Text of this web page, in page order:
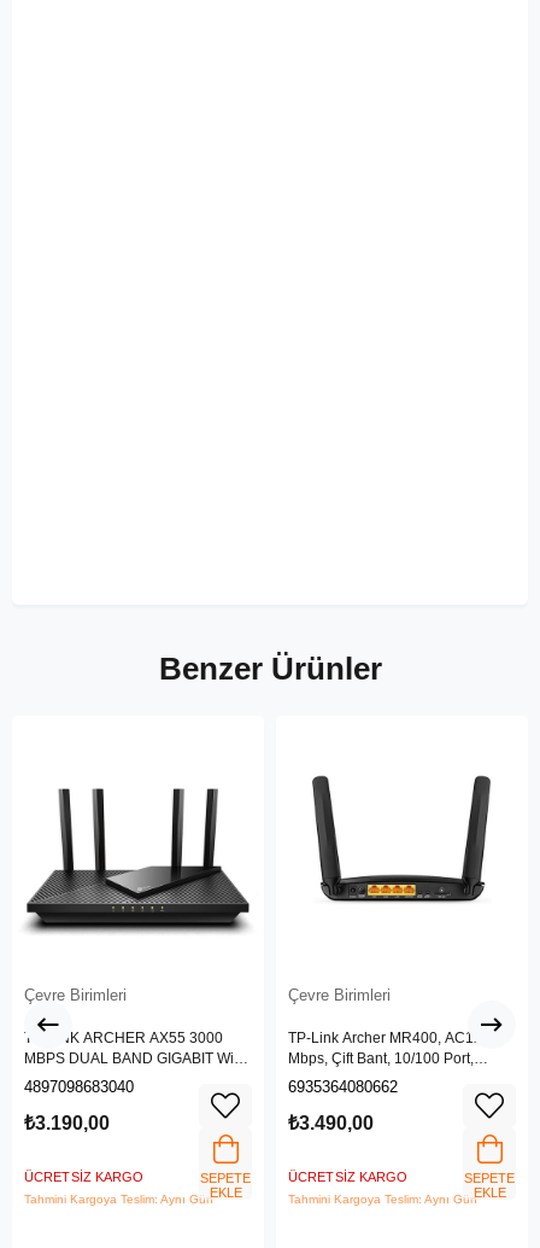
Benzer Ürünler
Çevre Birimleri
TP-LINK ARCHER AX55 3000
MBPS DUAL BAND GIGABIT Wi-Fi
6 ROUTER
4897098683040
₺3.190,00
ÜCRETSIZ KARGO
Tahmini Kargoya Teslim: Aynı Gün
SEPETE
EKLE
Çevre Birimleri
TP-Link Archer MR400, AC1200
Mbps, Çift Bant, 10/100 Port,
4G/3G SIM Yuvası, Kablosuz 4G
6935364080662
₺3.490,00
ÜCRETSIZ KARGO
Tahmini Kargoya Teslim: Aynı Gün
SEPETE
EKLE